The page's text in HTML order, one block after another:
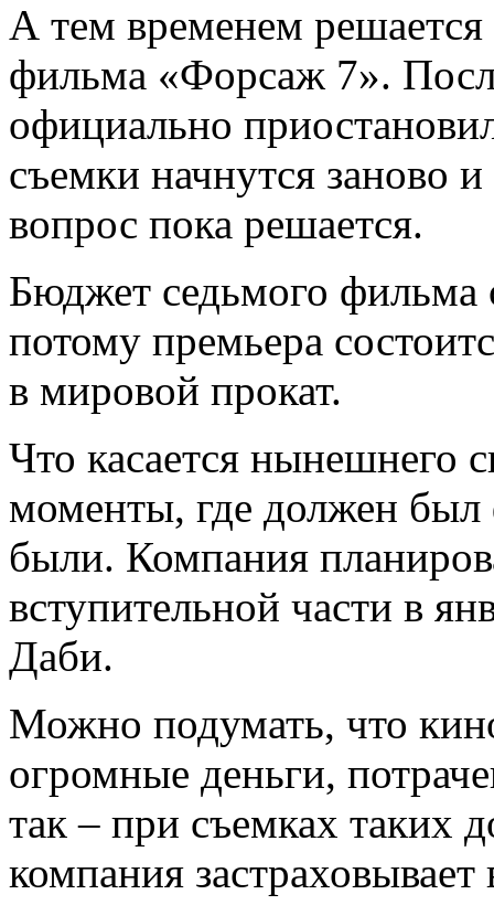
А тем временем решается
фильма «Форсаж 7».
официально
съемки начнутся заново
вопрос пока решается.
Бюджет седьмого фильма
потому премьера
в мировой прокат.
Что касается нынешнего
моменты, где должен был
были. Компания
вступительной части в
Даби.
Можно подумать, что
огромные деньги,
так – при съемках таких
компания